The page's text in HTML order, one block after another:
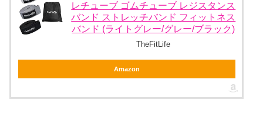
レチューブ ゴムチューブ レジスタンス
バンド ストレッチバンド フィットネス
バンド (ライトグレー/グレー/ブラック)
TheFitLife
Amazon